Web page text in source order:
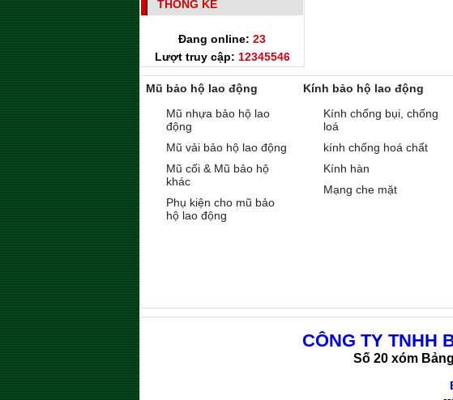
THỐNG KÊ
Đang online: 23
Lượt truy cập: 12345546
Mũ bảo hộ lao động
Mũ nhựa bảo hộ lao
động
Mũ vải bảo hộ lao động
Mũ cối & Mũ bảo hộ
khác
Phụ kiện cho mũ bảo
hộ lao động
Kính bảo hộ lao động
Kính chống bụi, chống
loá
kính chống hoá chất
Kính hàn
Mạng che mặt
CÔNG TY TNHH
Số 20 xóm